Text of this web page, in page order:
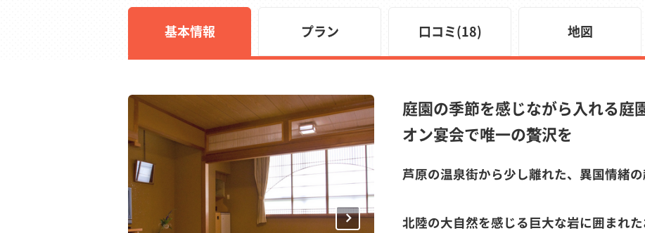
基本情報 プラン 口コミ(18) 地図
Next
庭園の季節を感じながら入れる庭
オン宴会で唯一の贅沢を
芦原の温泉街から少し離れた、異国情緒の
北陸の大自然を感じる巨大な岩に囲まれ